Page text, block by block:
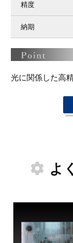
精度
納期
光に関係した高
よ